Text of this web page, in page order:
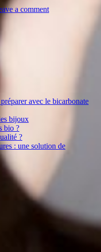
a comment
avec le bicarbonate
bijoux
bio ?
?
: une solution de